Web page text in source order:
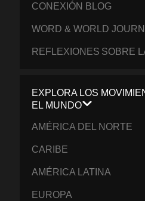
CONEXIÓN BLOG
WORD & WORLD
REFLEXIONES SOBRE
EXPLORA LOS
EL MUNDO
AMÉRICA DEL NORTE
CARIBE
AMÉRICA LATINA
EUROPA